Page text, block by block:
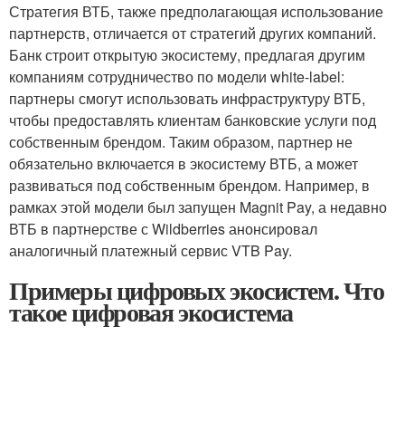
Стратегия ВТБ, также предполагающая использование
партнерств, отличается от стратегий других компаний.
Банк строит открытую экосистему, предлагая другим
компаниям сотрудничество по модели white-label:
партнеры смогут использовать инфраструктуру ВТБ,
чтобы предоставлять клиентам банковские услуги под
собственным брендом. Таким образом, партнер не
обязательно включается в экосистему ВТБ, а может
развиваться под собственным брендом. Например, в
рамках этой модели был запущен Magnit Pay, а недавно
ВТБ в партнерстве с Wildberries анонсировал
аналогичный платежный сервис VTB Pay.
Примеры цифровых экосистем. Что
такое цифровая экосистема